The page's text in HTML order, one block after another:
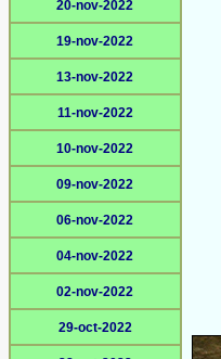
20-nov-2022
19-nov-2022
13-nov-2022
11-nov-2022
10-nov-2022
09-nov-2022
06-nov-2022
04-nov-2022
02-nov-2022
29-oct-2022